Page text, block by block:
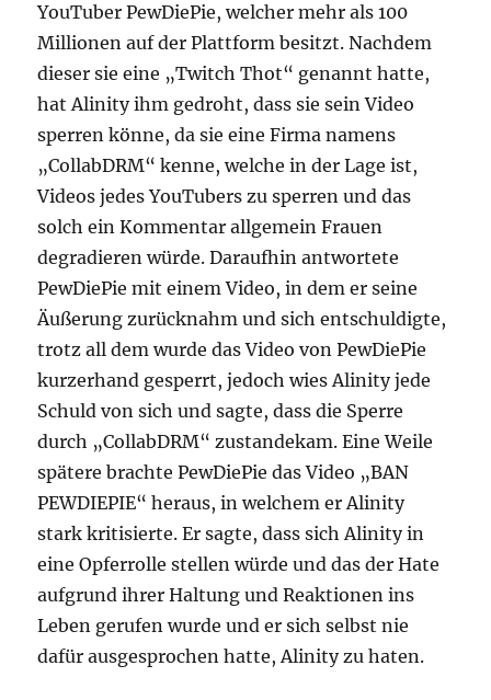
YouTuber PewDiePie, welcher mehr als 100
Millionen auf der Plattform besitzt. Nachdem
dieser sie eine „Twitch Thot“ genannt hatte,
hat Alinity ihm gedroht, dass sie sein Video
sperren könne, da sie eine Firma namens
„CollabDRM“ kenne, welche in der Lage ist,
Videos jedes YouTubers zu sperren und das
solch ein Kommentar allgemein Frauen
degradieren würde. Daraufhin antwortete
PewDiePie mit einem Video, in dem er seine
Äußerung zurücknahm und sich entschuldigte,
trotz all dem wurde das Video von PewDiePie
kurzerhand gesperrt, jedoch wies Alinity jede
Schuld von sich und sagte, dass die Sperre
durch „CollabDRM“ zustandekam. Eine Weile
spätere brachte PewDiePie das Video „BAN
PEWDIEPIE“ heraus, in welchem er Alinity
stark kritisierte. Er sagte, dass sich Alinity in
eine Opferrolle stellen würde und das der Hate
aufgrund ihrer Haltung und Reaktionen ins
Leben gerufen wurde und er sich selbst nie
dafür ausgesprochen hatte, Alinity zu haten.